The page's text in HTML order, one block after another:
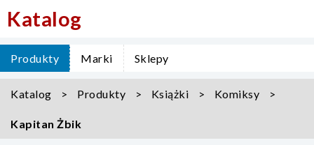
Katalog
Produkty Marki Sklepy
Katalog Produkty Książki Komiksy
Kapitan Żbik